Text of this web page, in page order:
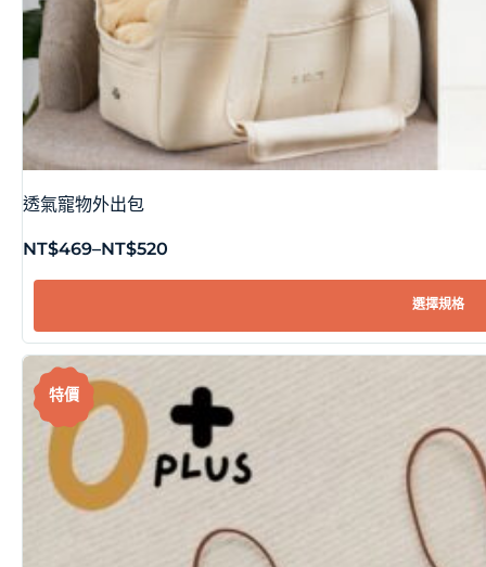
透氣寵物外出包
NT$469–NT$520
選擇規格
特價